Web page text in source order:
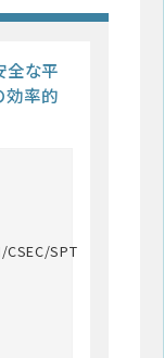
全な平
効率的
CSEC/SPT